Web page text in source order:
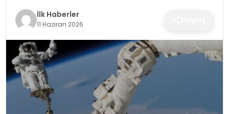
SPOR
TEKNOLOJI
YAŞAM
İlk Haberler
11 Haziran 2026